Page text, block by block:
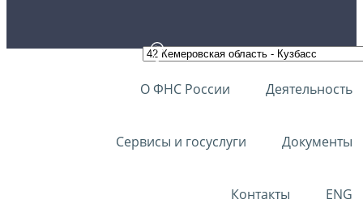
О ФНС России Деятельность
Сервисы и госуслуги Документы
Контакты ENG